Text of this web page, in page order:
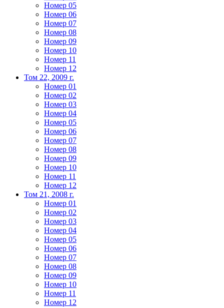
Номер 05
Номер 06
Номер 07
Номер 08
Номер 09
Номер 10
Номер 11
Номер 12
Том 22, 2009 г.
Номер 01
Номер 02
Номер 03
Номер 04
Номер 05
Номер 06
Номер 07
Номер 08
Номер 09
Номер 10
Номер 11
Номер 12
Том 21, 2008 г.
Номер 01
Номер 02
Номер 03
Номер 04
Номер 05
Номер 06
Номер 07
Номер 08
Номер 09
Номер 10
Номер 11
Номер 12